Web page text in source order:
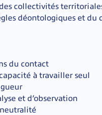
collectivités
déontologiques et du
du contact
à travailler seul
et d’observation